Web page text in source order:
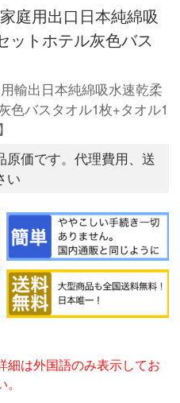
庭用出口日本純綿吸
ットホテル灰色バス
輸出日本純綿吸水速乾柔
色バスタオル1枚+タオル1
原価です。代理費用、送
い
細は外国語のみ表示してお